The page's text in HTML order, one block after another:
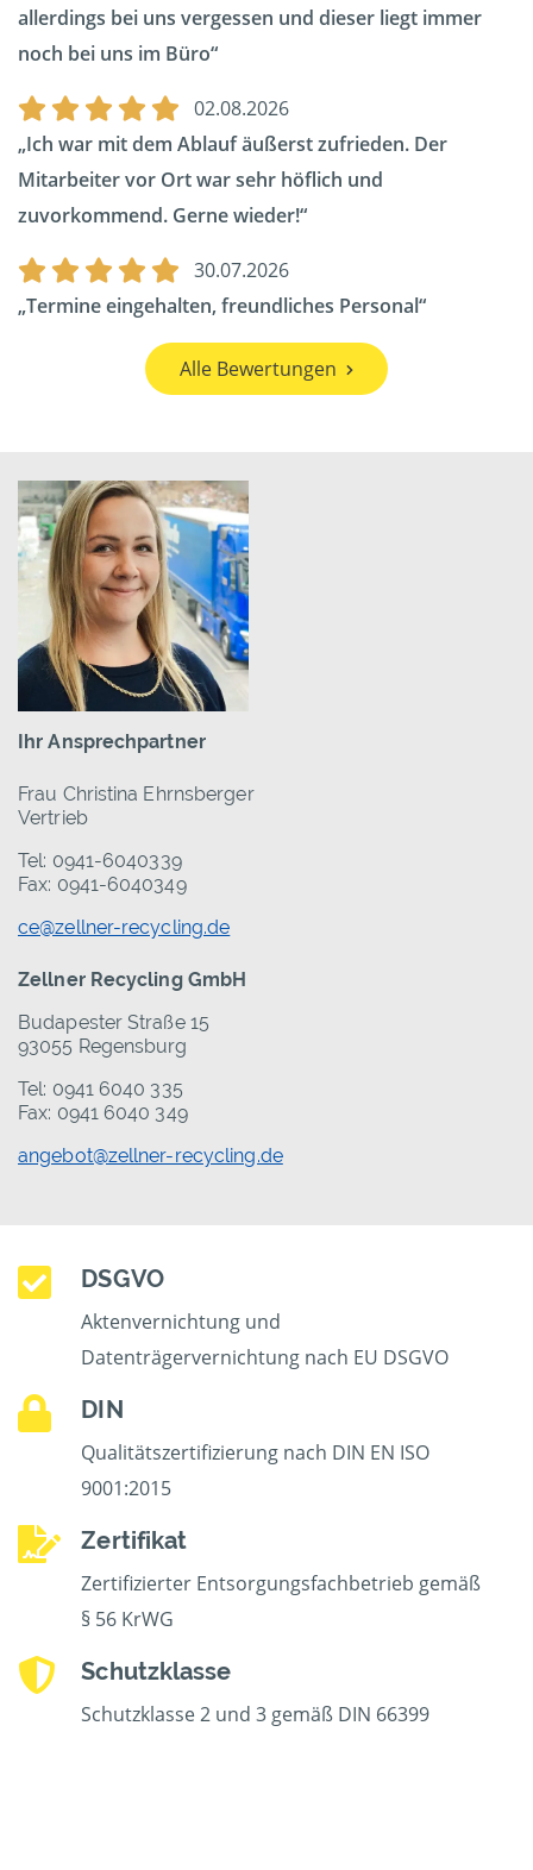
allerdings bei uns vergessen und dieser liegt immer
noch bei uns im Büro
02.08.2026
Ich war mit dem Ablauf äußerst zufrieden. Der
Mitarbeiter vor Ort war sehr höflich und
zuvorkommend. Gerne wieder!
30.07.2026
Termine eingehalten, freundliches Personal
Alle Bewertungen
Ihr Ansprechpartner
Frau Christina Ehrnsberger
Vertrieb
Tel: 0941-6040339
Fax: 0941-6040349
ce@zellner-recycling.de
Zellner Recycling GmbH
Budapester Straße 15
93055 Regensburg
Tel: 0941 6040 335
Fax: 0941 6040 349
angebot@zellner-recycling.de
DSGVO
Aktenvernichtung und
Datenträgervernichtung nach EU DSGVO
DIN
Qualitätszertifizierung nach DIN EN ISO
9001:2015
Zertifikat
Zertifizierter Entsorgungsfachbetrieb gemäß
§ 56 KrWG
Schutzklasse
Schutzklasse 2 und 3 gemäß DIN 66399